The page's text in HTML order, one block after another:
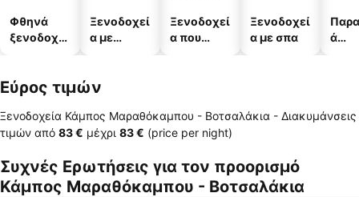
Φθηνά
ξενοδοχεί
Ξενοδοχεί
α με
Ξενοδοχεί
α που
Ξενοδοχεί
α με σπα
ά
Εύρος τιμών
Ξενοδοχεία Κάμπος Μαραθόκαμπου - Βοτσαλάκια - Διακυμάνσεις
τιμών από ‎83 € μέχρι ‎83 € (price per night)
Συχνές Ερωτήσεις για τον προορισμό
Κάμπος Μαραθόκαμπου - Βοτσαλάκια